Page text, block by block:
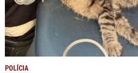
POLÍCIA